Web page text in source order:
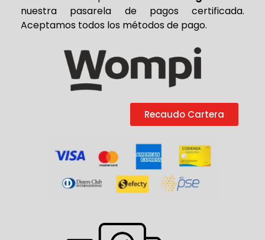
nuestra pasarela de pagos certificada.
Aceptamos todos los métodos de pago.
Recaudo Cartera